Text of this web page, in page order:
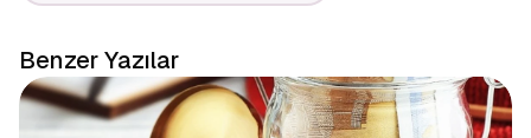
Benzer Yazılar